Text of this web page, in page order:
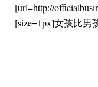
[url=http://
[size=1px]女孩比男